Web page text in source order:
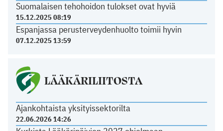
Suomalaisen tehohoidon tulokset ovat hyviä
15.12.2025 08:19
Espanjassa perusterveydenhuolto toimii hyvin
07.12.2025 13:59
LÄÄKÄRILIITOSTA
Ajankohtaista yksityissektorilta
22.06.2026 14:26